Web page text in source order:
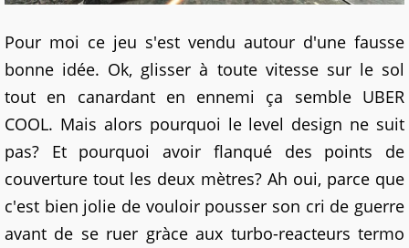
Pour moi ce jeu s'est vendu autour d'une fausse
bonne idée. Ok, glisser à toute vitesse sur le sol
tout en canardant en ennemi ça semble UBER
COOL. Mais alors pourquoi le level design ne suit
pas? Et pourquoi avoir flanqué des points de
couverture tout les deux mètres? Ah oui, parce que
c'est bien jolie de vouloir pousser son cri de guerre
avant de se ruer gràce aux turbo-reacteurs termo